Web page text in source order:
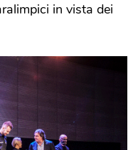
in vista dei